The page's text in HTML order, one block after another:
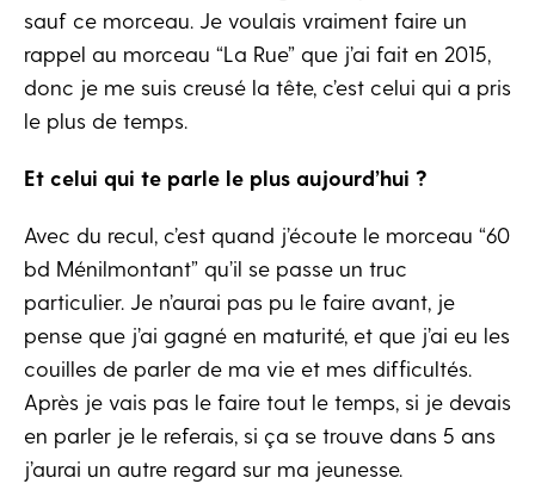
sauf ce morceau. Je voulais vraiment faire un
rappel au morceau “La Rue” que j’ai fait en 2015,
donc je me suis creusé la tête, c’est celui qui a pris
le plus de temps.
Et celui qui te parle le plus aujourd’hui ?
Avec du recul, c’est quand j’écoute le morceau “60
bd Ménilmontant” qu’il se passe un truc
particulier. Je n’aurai pas pu le faire avant, je
pense que j’ai gagné en maturité, et que j’ai eu les
couilles de parler de ma vie et mes difficultés.
Après je vais pas le faire tout le temps, si je devais
en parler je le referais, si ça se trouve dans 5 ans
j’aurai un autre regard sur ma jeunesse.